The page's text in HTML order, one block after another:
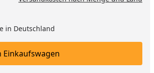
in Deutschland
In den Einkaufswagen legen
Einkaufswagen